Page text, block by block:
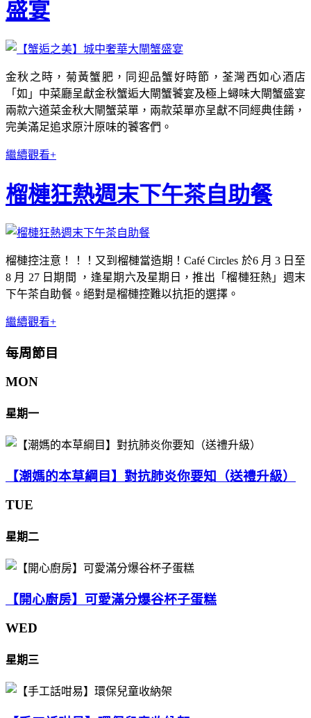
盛宴
金秋之時，菊黃蟹肥，同迎品蟹好時節，荃灣西如心酒店
「如」中菜廳呈獻金秋蟹逅大閘蟹饕宴及極上蟳味大閘蟹盛宴
兩款六道菜金秋大閘蟹菜單，兩款菜單亦呈獻不同經典佳餚，
完美滿足追求原汁原味的饕客們。
繼續觀看+
榴槤狂熱週末下午茶自助餐
榴槤控注意！！！又到榴槤當造期！Café Circles 於6 月 3 日至
8 月 27 日期間 ，逢星期六及星期日，推出「榴槤狂熱」週末
下午茶自助餐。絕對是榴槤控難以抗拒的選擇。
繼續觀看+
每周節目
MON
星期一
【潮媽的本草綱目】對抗肺炎你要知（送禮升級）
TUE
星期二
【開心廚房】可愛滿分爆谷杯子蛋糕
WED
星期三